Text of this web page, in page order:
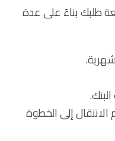
طلبك بناءً على عدة
إلى الخطوة